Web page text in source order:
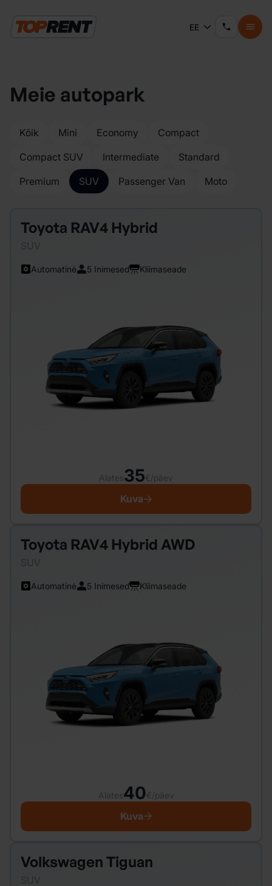
EE
Meie autopark
Kõik Mini Economy
Compact
Compact SUV
Intermediate
Standard
Premium
SUV Passenger Van Moto
Toyota RAV4 Hybrid
Automatinė 5 Inimesed Kliimaseade
Alates35€/päev
Kuva
Toyota RAV4 Hybrid AWD
Automatinė 5 Inimesed Kliimaseade
Alates40€/päev
Kuva
Volkswagen Tiguan